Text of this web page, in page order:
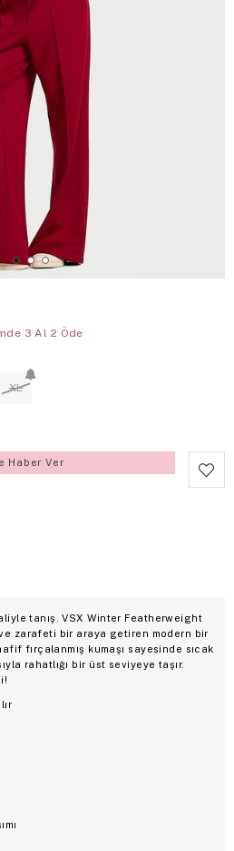
3 Al 2 Öde
XL
Haber Ver
tanış. VSX Winter Featherweight
ve zarafeti bir araya getiren modern bir
fırçalanmış kumaşı sayesinde sıcak
rahatlığı bir üst seviyeye taşır.